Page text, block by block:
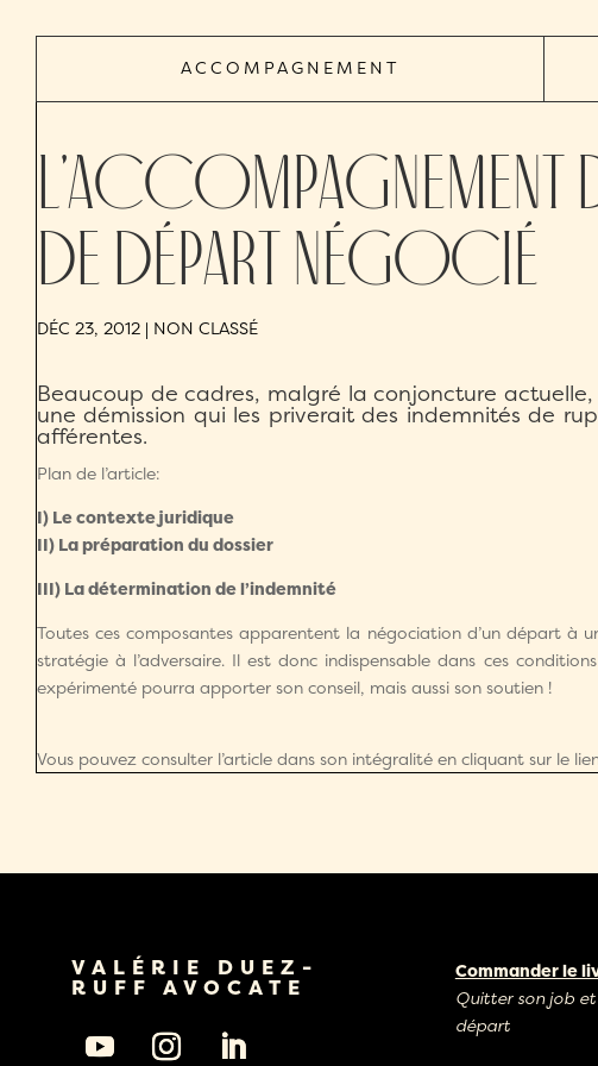
ACCOMPAGNEMENT
de départ négocié
DÉC 23, 2012 | NON CLASSÉ
Beaucoup de cadres, malgré la conjoncture
une démission qui les priverait des indemnités de
afférentes.
Plan de l’article:
I) Le contexte juridique
II) La préparation du dossier
III) La détermination de l’indemnité
Toutes ces composantes apparentent la négociation d’un départ à
stratégie à l’adversaire. Il est donc indispensable dans ces
expérimenté pourra apporter son conseil, mais aussi son soutien !
Vous pouvez consulter l’article dans son intégralité en cliquant sur le
VALÉRIE DUEZ-
RUFF AVOCATE
Commander le
Quitter son job
départ